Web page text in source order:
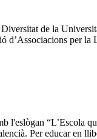
de la
d’Associacions per
“L’Escola
Per educar en